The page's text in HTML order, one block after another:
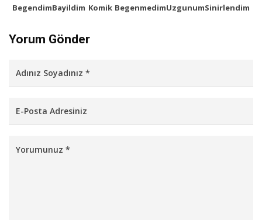
BegendimBayildim Komik BegenmedimUzgunumSinirlendim
Yorum Gönder